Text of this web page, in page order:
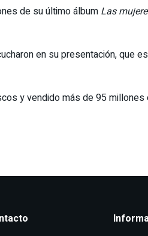
de su último álbum Las
en su presentación, que
y vendido más de 95